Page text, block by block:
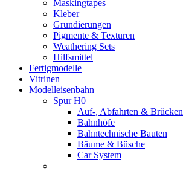
Maskingtapes
Kleber
Grundierungen
Pigmente & Texturen
Weathering Sets
Hilfsmittel
Fertigmodelle
Vitrinen
Modelleisenbahn
Spur H0
Auf-, Abfahrten & Brücken
Bahnhöfe
Bahntechnische Bauten
Bäume & Büsche
Car System